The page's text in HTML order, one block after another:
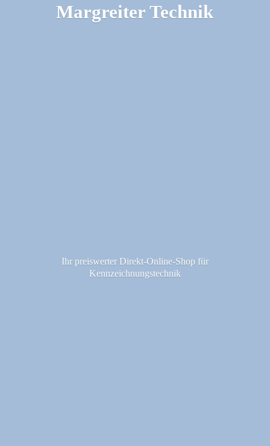
Margreiter Technik
Ihr preiswerter Direkt-Online-Shop für
Kennzeichnungstechnik